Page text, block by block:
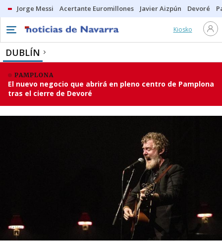
Jorge Messi Acertante Euromillones Javier Aizpún Devoré
Kiosko
DUBLÍN
PAMPLONA
El nuevo negocio que abrirá en pleno centro de Pamplona
tras el cierre de Devoré